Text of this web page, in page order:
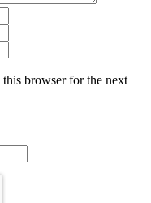
browser for the next